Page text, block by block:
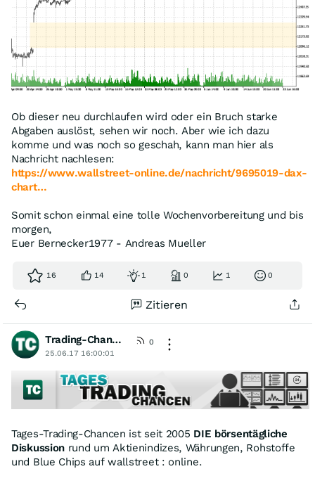
Ob dieser neu durchlaufen wird oder ein Bruch starke
Abgaben auslöst, sehen wir noch. Aber wie ich dazu
komme und was noch so geschah, kann man hier als
Nachricht nachlesen:
https://www.wallstreet-online.de/nachricht/9695019-dax-
chart…
Somit schon einmal eine tolle Wochenvorbereitung und bis
morgen,
Euer Bernecker1977 - Andreas Mueller
16 14 1 0 1 0
Zitieren
Trading-Chancen [wO]
0
25.06.17 16:00:01
Tages-Trading-Chancen ist seit 2005 DIE börsentägliche
Diskussion rund um Aktienindizes, Währungen, Rohstoffe
und Blue Chips auf wallstreet : online.